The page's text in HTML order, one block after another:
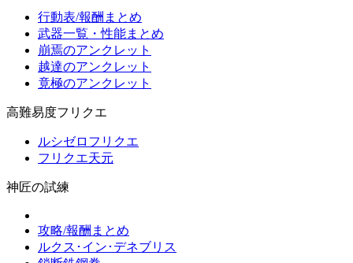
行動表/報酬まとめ
武器一覧・性能まとめ
崩焉のアンクレット
越達のアンクレット
竟極のアンクレット
高難易度フリクエ
ルシゼロフリクエ
フリクエ天元
神匠の試練
攻略/報酬まとめ
ルクス･イン･デネブリス